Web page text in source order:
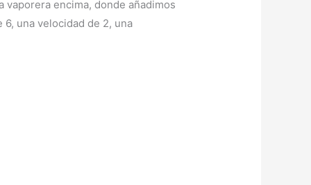
vaporera encima, donde añadimos
una velocidad de 2, una